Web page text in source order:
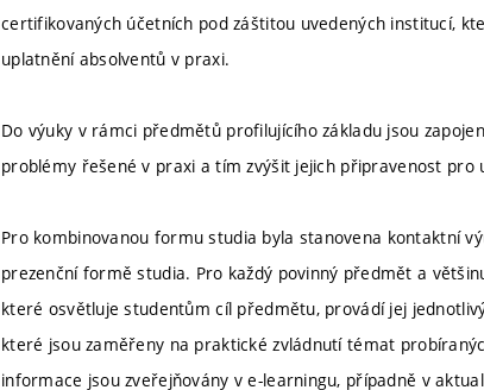
certifikovaných účetních pod záštitou uvedených institucí,
uplatnění absolventů v praxi.
Do výuky v rámci předmětů profilujícího základu jsou
problémy řešené v praxi a tím zvýšit jejich připravenost pro
Pro kombinovanou formu studia byla stanovena kontaktní
prezenční formě studia. Pro každý povinný předmět a
které osvětluje studentům cíl předmětu, provádí jej
které jsou zaměřeny na praktické zvládnutí témat
informace jsou zveřejňovány v e-learningu, případně v